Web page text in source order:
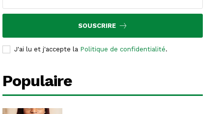
SOUSCRIRE
J'ai lu et j'accepte la Politique de confidentialité.
Populaire